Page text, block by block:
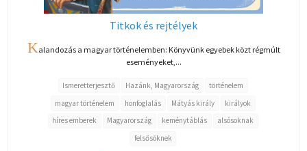
Titkok és rejtélyek
Kalandozás a magyar történelemben: Könyvünk egyebek közt régmúlt
eseményeket,...
Ismeretterjesztő Hazánk, Magyarország
történelem
magyar történelem
honfoglalás Mátyás király
királyok
híres emberek
Magyarország keménytáblás
alsósoknak
felsősöknek